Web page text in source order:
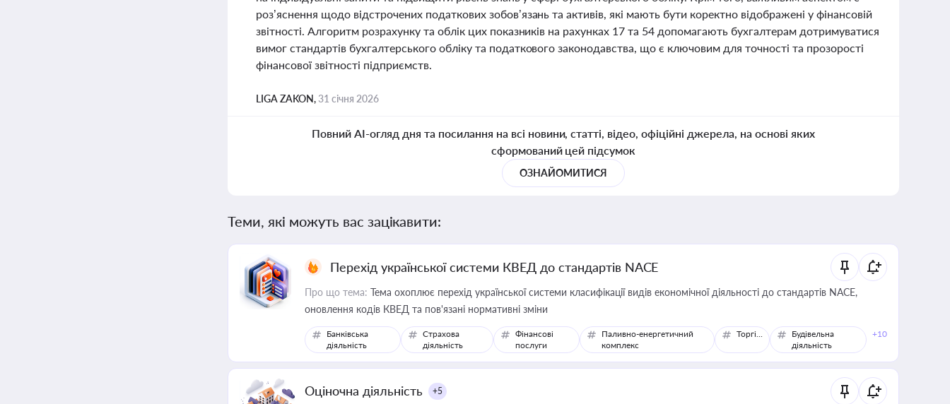
роз’яснення щодо відстрочених податкових зобов’язань та активів, які мають бути коректно відображені у фінансовій
звітності. Алгоритм розрахунку та облік цих показників на рахунках 17 та 54 допомагають бухгалтерам дотримуватися
вимог стандартів бухгалтерського обліку та податкового законодавства, що є ключовим для точності та прозорості
фінансової звітності підприємств.
LIGA ZAKON,31 січня 2026
Повний AI-огляд дня та посилання на всі новини, статті, відео, офіційні джерела, на основі яких
сформований цей підсумок
ОЗНАЙОМИТИСЯ
Теми, які можуть вас зацікавити:
Перехід української системи КВЕД до стандартів NACE
Про що тема: Тема охоплює перехід української системи класифікації видів економічної діяльності до стандартів NACE,
оновлення кодів КВЕД та пов'язані нормативні зміни
Банківська
діяльність
Страхова
діяльність
Фінансові
послуги
Паливно-енергетичний
комплекс
Торгівля
Будівельна
діяльність
+10
Оціночна діяльність +5